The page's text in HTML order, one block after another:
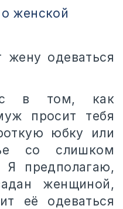
женской
в том, как
просит тебя
юбку или
со слишком
предполагаю,
женщиной,
её одеваться